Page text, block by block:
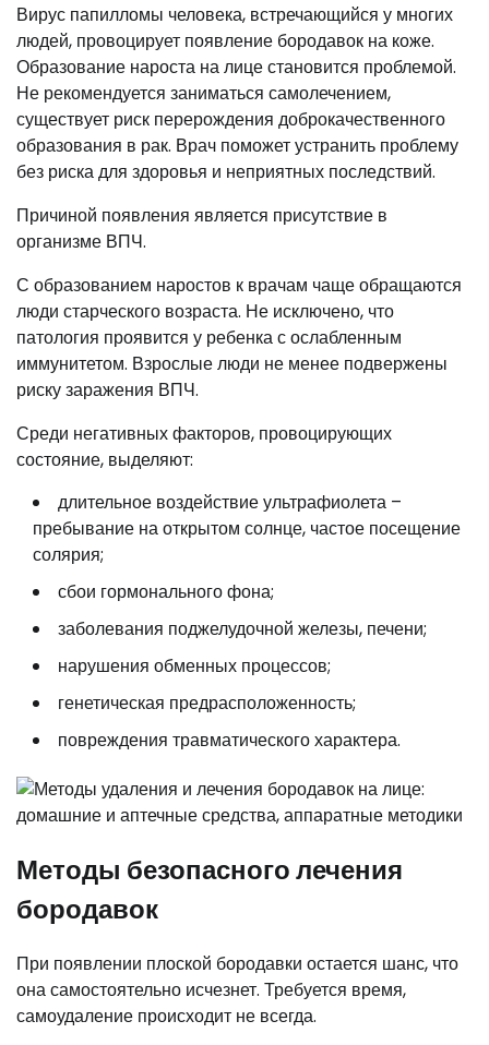
Вирус папилломы человека, встречающийся у многих
людей, провоцирует появление бородавок на коже.
Образование нароста на лице становится проблемой.
Не рекомендуется заниматься самолечением,
существует риск перерождения доброкачественного
образования в рак. Врач поможет устранить проблему
без риска для здоровья и неприятных последствий.
Причиной появления является присутствие в
организме ВПЧ.
С образованием наростов к врачам чаще обращаются
люди старческого возраста. Не исключено, что
патология проявится у ребенка с ослабленным
иммунитетом. Взрослые люди не менее подвержены
риску заражения ВПЧ.
Среди негативных факторов, провоцирующих
состояние, выделяют:
длительное воздействие ультрафиолета –
пребывание на открытом солнце, частое посещение
солярия;
сбои гормонального фона;
заболевания поджелудочной железы, печени;
нарушения обменных процессов;
генетическая предрасположенность;
повреждения травматического характера.
Методы безопасного лечения
бородавок
При появлении плоской бородавки остается шанс, что
она самостоятельно исчезнет. Требуется время,
самоудаление происходит не всегда.